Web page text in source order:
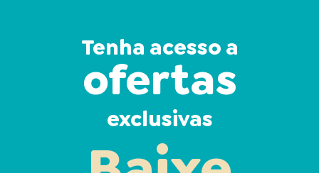
Tenha acesso a
ofertas
exclusivas